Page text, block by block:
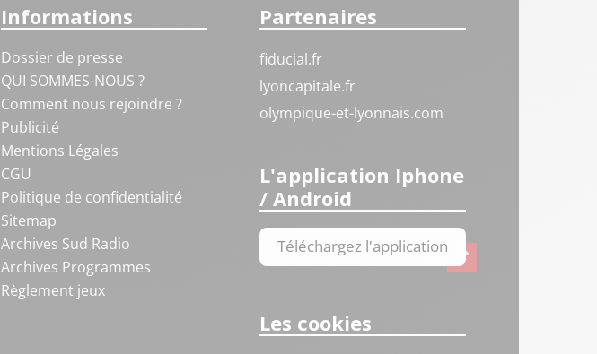
Informations
Dossier de presse
QUI SOMMES-NOUS ?
Comment nous rejoindre ?
Publicité
Mentions Légales
CGU
Politique de confidentialité
Sitemap
Archives Sud Radio
Archives Programmes
Règlement jeux
Partenaires
fiducial.fr
lyoncapitale.fr
olympique-et-lyonnais.com
L'application Iphone
/ Android
Téléchargez l'application
Les cookies